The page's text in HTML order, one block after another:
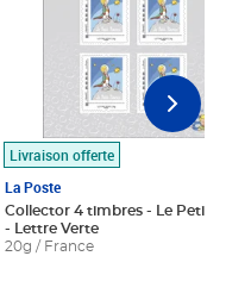
Livraison offerte
La Poste
Collector 4 timbres - Le Petit
- Lettre Verte
20g / France